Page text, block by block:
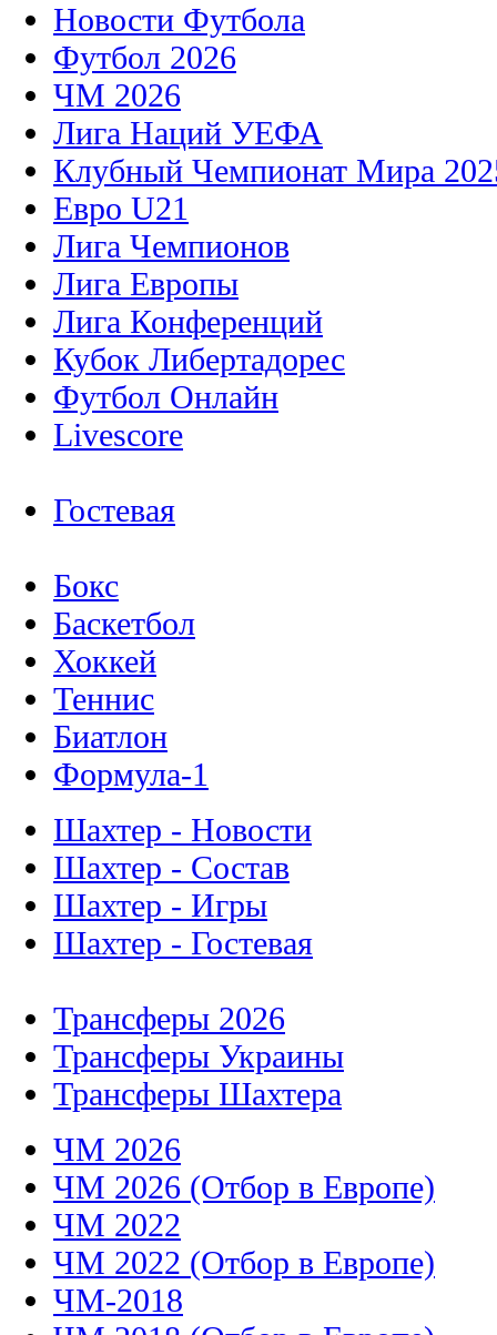
Новости Футбола
Футбол 2026
ЧМ 2026
Лига Наций УЕФА
Клубный Чемпионат Мира
Евро U21
Лига Чемпионов
Лига Европы
Лига Конференций
Кубок Либертадорес
Футбол Онлайн
Livescore
Гостевая
Бокс
Баскетбол
Хоккей
Теннис
Биатлон
Формула-1
Шахтер - Новости
Шахтер - Состав
Шахтер - Игры
Шахтер - Гостевая
Трансферы 2026
Трансферы Украины
Трансферы Шахтера
ЧМ 2026
ЧМ 2026 (Отбор в Европе)
ЧМ 2022
ЧМ 2022 (Отбор в Европе)
ЧМ-2018